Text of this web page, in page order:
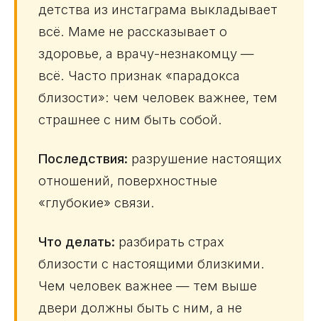
детства из инстаграма выкладывает
всё. Маме не рассказывает о
здоровье, а врачу-незнакомцу —
всё. Часто признак «парадокса
близости»: чем человек важнее, тем
страшнее с ним быть собой.
Последствия: разрушение настоящих
отношений, поверхностные
«глубокие» связи.
Что делать: разбирать страх
близости с настоящими близкими.
Чем человек важнее — тем выше
двери должны быть с ним, а не